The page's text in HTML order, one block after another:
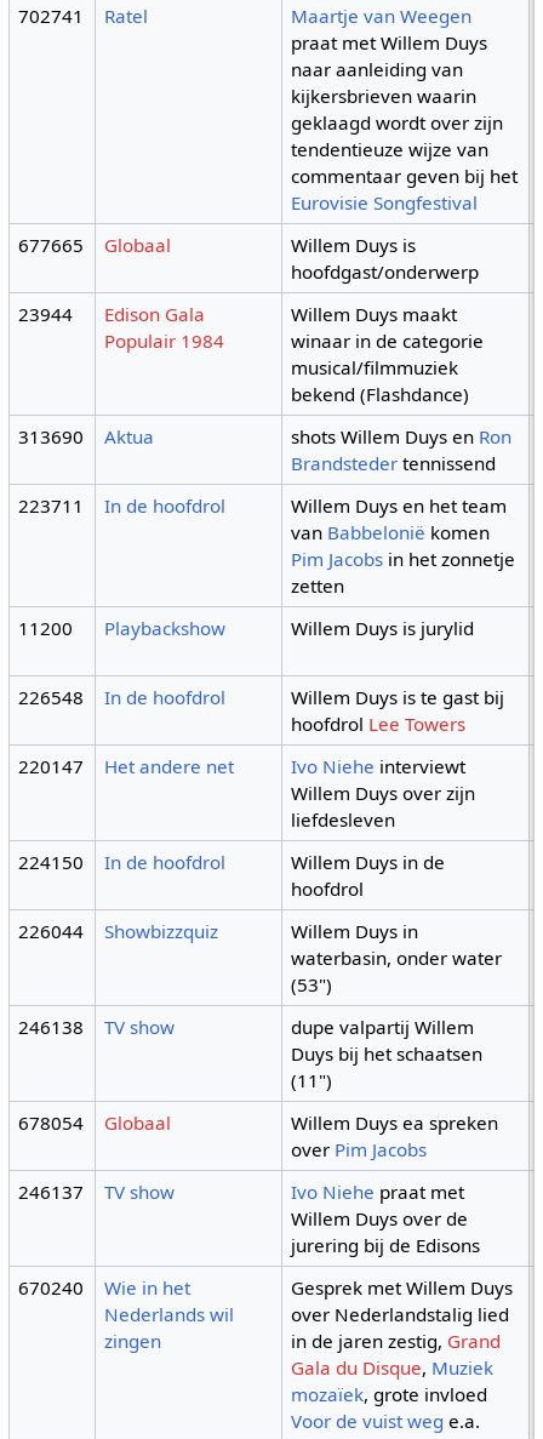
702741 Ratel
Maartje van Weegen
praat met Willem Duys
naar aanleiding van
kijkersbrieven waarin
geklaagd wordt over zijn
tendentieuze wijze van
commentaar geven bij het
Eurovisie Songfestival
677665 Globaal
Willem Duys is
hoofdgast/onderwerp
23944
Edison Gala
Populair 1984
Willem Duys maakt
winaar in de categorie
musical/filmmuziek
bekend (Flashdance)
313690 Aktua shots Willem Duys en Ron
Brandsteder tennissend
223711 In de hoofdrol
Willem Duys en het team
van Babbelonië komen
Pim Jacobs in het zonnetje
zetten
11200 Playbackshow Willem Duys is jurylid
226548 In de hoofdrol
Willem Duys is te gast bij
hoofdrol Lee Towers
220147 Het andere net Ivo Niehe interviewt
Willem Duys over zijn
liefdesleven
224150 In de hoofdrol
Willem Duys in de
hoofdrol
226044 Showbizzquiz
Willem Duys in
waterbasin, onder water
(53")
246138 TV show
dupe valpartij Willem
Duys bij het schaatsen
(11")
678054
Globaal
Willem Duys ea spreken
over Pim Jacobs
246137 TV show Ivo Niehe praat met
Willem Duys over de
jurering bij de Edisons
670240
Wie in het
Nederlands wil
zingen
Gesprek met Willem Duys
over Nederlandstalig lied
in de jaren zestig, Grand
Gala du Disque, Muziek
mozaïek, grote invloed
Voor de vuist weg e.a.